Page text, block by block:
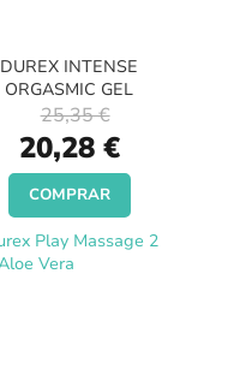
DUREX INTENSE
ORGASMIC GEL
Special
Price
20,28 €
25,35 €
COMPRAR